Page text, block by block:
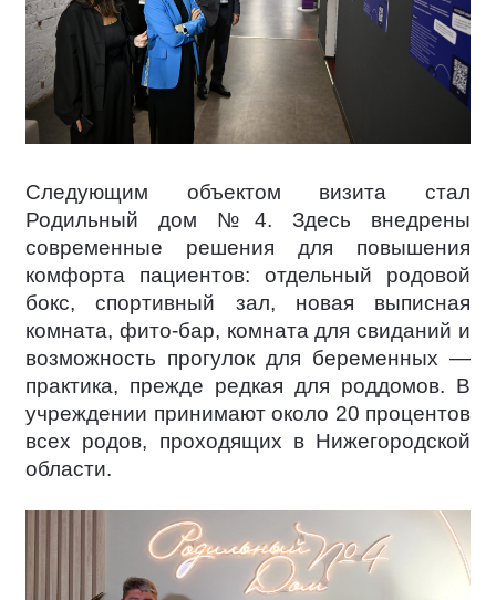
Следующим объектом визита стал
Родильный дом №4. Здесь внедрены
современные решения для повышения
комфорта пациентов: отдельный родовой
бокс, спортивный зал, новая выписная
комната, фито-бар, комната для свиданий и
возможность прогулок для беременных —
практика, прежде редкая для роддомов. В
учреждении принимают около 20 процентов
всех родов, проходящих в Нижегородской
области.